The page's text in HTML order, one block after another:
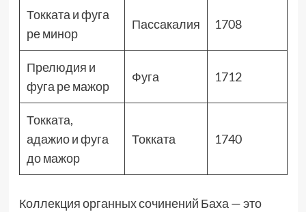
Токката и фуга
ре минор
Пассакалия 1708
Прелюдия и
фуга ре мажор
Фуга 1712
Токката,
адажио и фуга
до мажор
Токката 1740
Коллекция органных сочинений Баха — это